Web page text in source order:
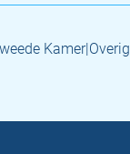
Kamer|Overig